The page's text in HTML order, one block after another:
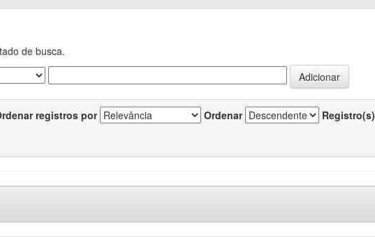
de busca.
registros por Ordenar Registro(s)